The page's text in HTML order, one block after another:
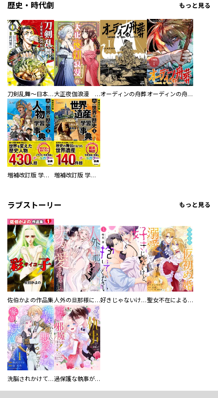
歴史・時代劇 もっと見る
刀剣乱舞～日本号つれづれ酒～ 大正夜伽浪漫 －金曜日の花嫁—オーディンの舟葬 オーディンの舟葬 分冊版
増補改訂版 学研まんが NEW世界の歴史 別巻 人物学習事典 増補改訂版 学研まんが NEW世界の歴史 別巻 世界遺産学習事典
ラブストーリー もっと見る
佐伯かよの作品集 人外の旦那様に娶られ毎晩ナカまで愛される…。アンソロジー 好きじゃないけど、抱いてください【電子単行本版／特典おまけ付き】 聖女不在による仮初め婚なのに、不器用な王太子に溺愛されています【電子単行本版／特典おまけ付き】
洗脳されかけていた悪役令嬢ですが家出を決意しました。【電子単行本版／特典おまけ付き】 過保護な執事が私の婚活を邪魔してきます！ 分冊版